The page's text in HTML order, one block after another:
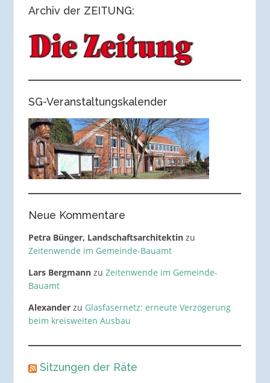
Archiv der ZEITUNG:
SG-Veranstaltungskalender
Neue Kommentare
Petra Bünger, Landschaftsarchitektinzu
Zeitenwende im Gemeinde-Bauamt
Lars Bergmannzu Zeitenwende im Gemeinde-
Bauamt
Alexanderzu Glasfasernetz: erneute Verzögerung
beim kreisweiten Ausbau
Sitzungen der Räte